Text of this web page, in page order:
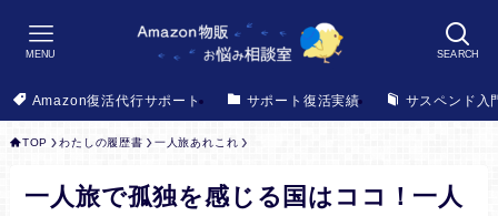
SEARCH
MENU
Amazon復活代行サポート サポート復活実績 サスペンド入
TOP わたしの履歴書 一人旅あれこれ
一人旅で孤独を感じる国はココ！一人